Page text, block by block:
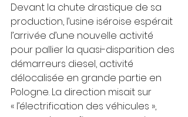
Devant la chute drastique de sa
production, l’usine iséroise espérait
l’arrivée d’une nouvelle activité
pour pallier la quasi-disparition des
démarreurs diesel, activité
délocalisée en grande partie en
Pologne. La direction misait sur
« l’électrification des véhicules »,